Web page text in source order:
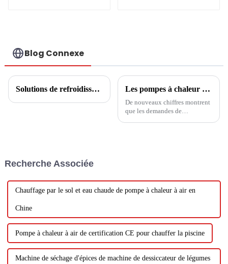
Blog Connexe
Solutions de refroidissement, de chauffage et d'eau chaude pour hôtels et écoles Les pompes à chaleur sont très demandées alors que les demandes de subventions augmentent de 75 %
De nouveaux chiffres montrent
que les demandes de
Recherche Associée
Chauffage par le sol et eau chaude de pompe à chaleur à air en
Chine
Pompe à chaleur à air de certification CE pour chauffer la piscine
Machine de séchage d'épices de machine de dessiccateur de légumes